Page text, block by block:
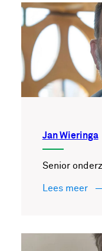
Jan Wieringa
Senior
Lees meer